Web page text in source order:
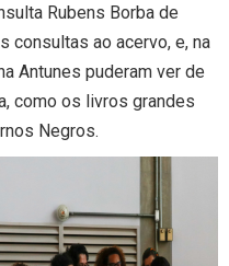
Rubens Borba de
consultas ao acervo, e, na
Antunes puderam ver de
como os livros grandes
Negros.